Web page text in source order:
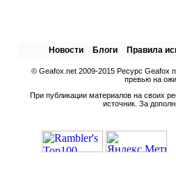
Новости Блоги Правила
© Geafox.net 2009-2015 Ресурс Geafox
превью на
При публикации материалов на своих
источник. За